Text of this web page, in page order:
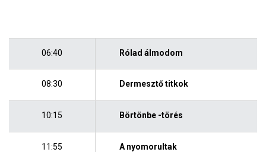
06:40 Rólad álmodom
08:30 Dermesztő titkok
10:15 Börtönbe -törés
11:55 A nyomorultak